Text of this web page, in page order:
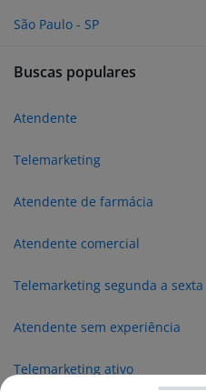
São Paulo - SP
Buscas populares
Atendente
Telemarketing
Atendente de farmácia
Atendente comercial
Telemarketing segunda a sexta
Atendente sem experiência
Telemarketing ativo